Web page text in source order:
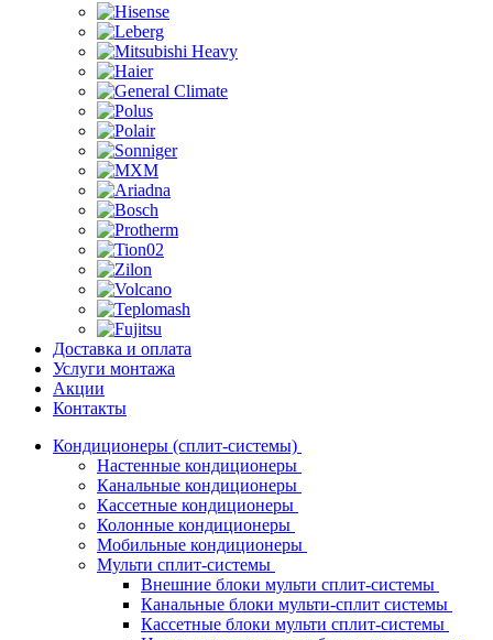
Доставка и оплата
Услуги монтажа
Акции
Контакты
Кондиционеры (сплит-системы)
Настенные кондиционеры
Канальные кондиционеры
Кассетные кондиционеры
Колонные кондиционеры
Мобильные кондиционеры
Мульти сплит-системы
Внешние блоки мульти сплит-системы
Канальные блоки мульти-сплит системы
Кассетные блоки мульти сплит-системы